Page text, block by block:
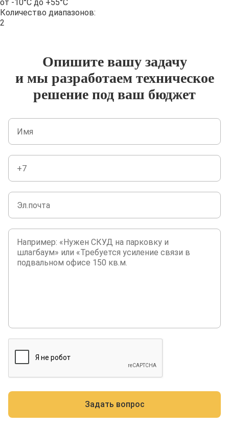
от -10°С до +55°С
Количество диапазонов:
2
Опишите вашу задачу
и мы разработаем техническое
решение под ваш бюджет
Задать вопрос